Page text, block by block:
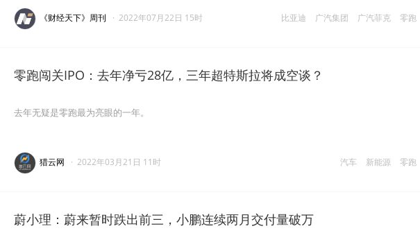
比亚迪 广汽集团 广汽菲克 零跑
《财经天下》周刊 · 2022年07月22日 15时
零跑闯关IPO：去年净亏28亿，三年超特斯拉将成空谈？
去年无疑是零跑最为亮眼的一年。
汽车 新能源 零跑
猎云网 · 2022年03月21日 11时
蔚小理：蔚来暂时跌出前三，小鹏连续两月交付量破万